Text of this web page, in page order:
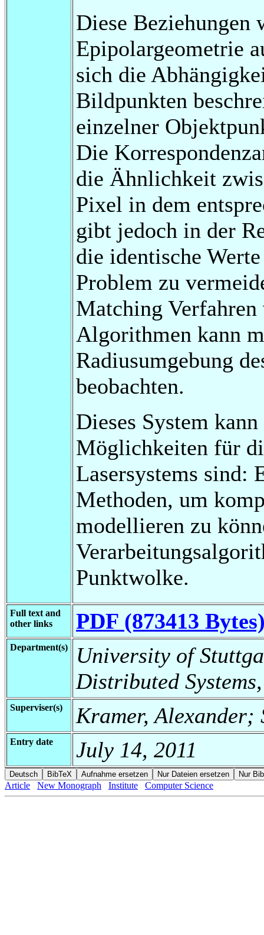
Diese Beziehungen
Epipolargeometrie
sich die
Bildpunkten
einzelner
Die
die Ähnlichkeit
Pixel in dem
gibt jedoch in der
die identische
Problem zu
Matching
Algorithmen kann
Radiusumgebung
beobachten.
Dieses System
Möglichkeiten für
Lasersystems sind:
Methoden, um
modellieren zu
Punktwolke.
Full text and
other links
PDF (873413
Department(s)
University of
Distributed
Superviser(s) Kramer, Alexander;
Entry date July 14, 2011
Article New Monograph Institute Computer Science